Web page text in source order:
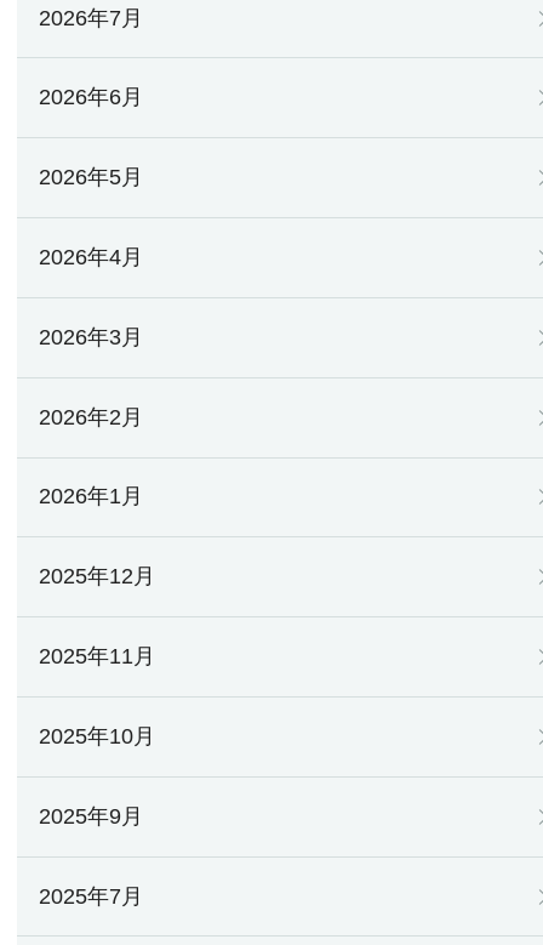
2026年7月
2026年6月
2026年5月
2026年4月
2026年3月
2026年2月
2026年1月
2025年12月
2025年11月
2025年10月
2025年9月
2025年7月